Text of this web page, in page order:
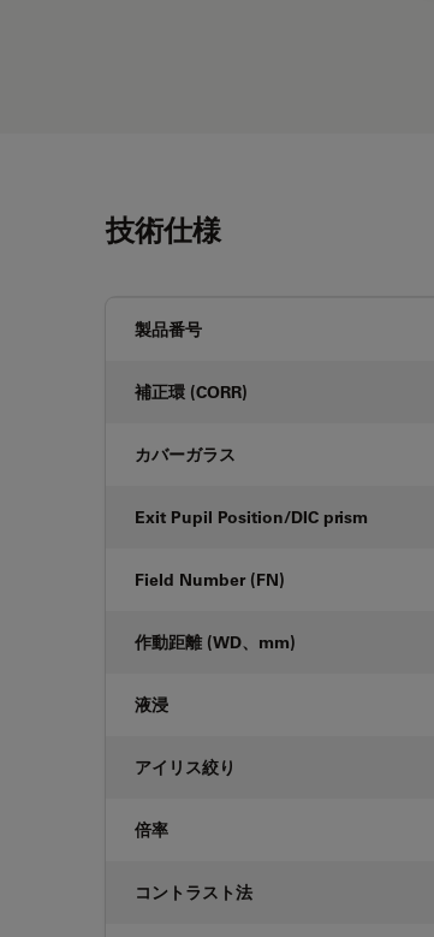
技術仕様
製品番号
補正環 (CORR)
カバーガラス
Exit Pupil Position/DIC prism
Field Number (FN)
作動距離 (WD、mm)
液浸
アイリス絞り
倍率
コントラスト法